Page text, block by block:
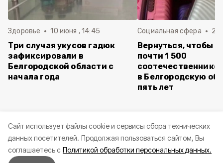
Cайт использует файлы cookie и сервисы сбора технических
данных посетителей. Продолжая пользоваться сайтом, Вы
соглашаетесь с Политикой обработки персональных данных.
Здоровье 10 июня , 14:45
Три случая укусов гадюк
зафиксировали в
Белгородской области с
начала года
Социальная сфера 20
Вернуться, чтобы
почти 1 500
в Белгородскую
пять лет